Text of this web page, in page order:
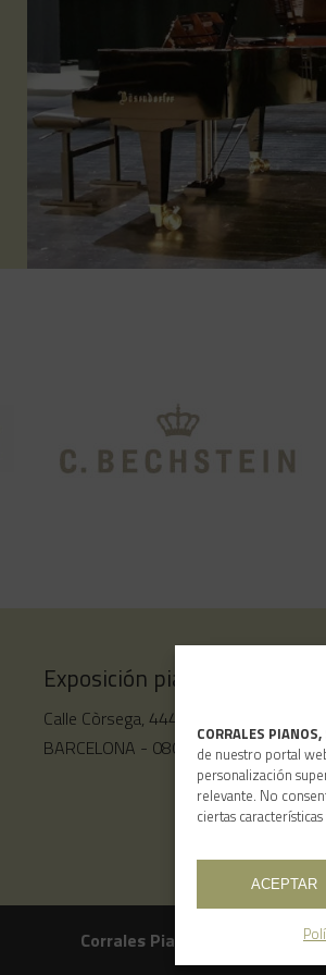
CORRALES PIANOS,
de nuestro portal
personalización
relevante. No
ciertas
ACEPTAR
Exposición pianos de cola
Calle Còrsega, 444
BARCELONA - 08025
Corrales Pianos copyright ©